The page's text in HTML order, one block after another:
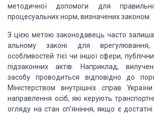
мето­дичної допомоги для
процесуальних норм, визначених законом.
З цією метою законодавець часто
альному законі для
особливостей тієї чи іншої сфери,
підзаконних актів. Наприклад,
засобу проводить­ся відповідно до
Міністерством внутріш­ніх справ
направлення осіб, які ке­рують
огляду на стан сп’яніння, якщо є